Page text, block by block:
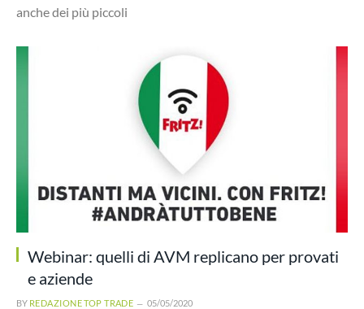
anche dei più piccoli
Webinar: quelli di AVM replicano per provati
e aziende
BY REDAZIONE TOP TRADE 05/05/2020